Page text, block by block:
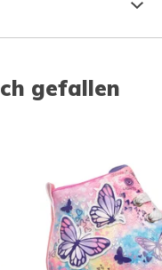
gefallen